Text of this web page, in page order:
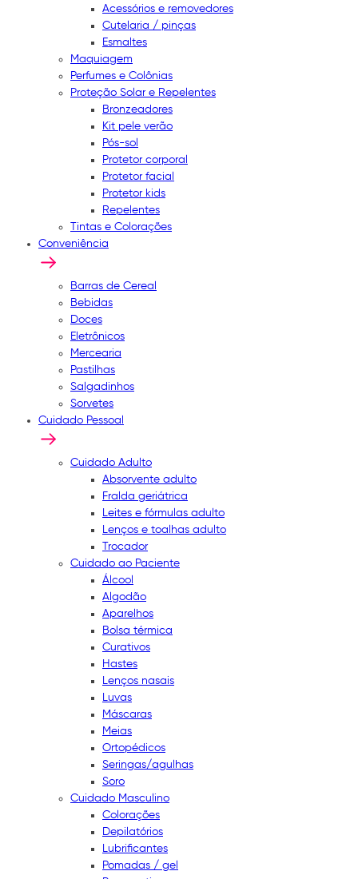
Acessórios e removedores
Cutelaria / pinças
Esmaltes
Maquiagem
Perfumes e Colônias
Proteção Solar e Repelentes
Bronzeadores
Kit pele verão
Pós-sol
Protetor corporal
Protetor facial
Protetor kids
Repelentes
Tintas e Colorações
Conveniência
Barras de Cereal
Bebidas
Doces
Eletrônicos
Mercearia
Pastilhas
Salgadinhos
Sorvetes
Cuidado Pessoal
Cuidado Adulto
Absorvente adulto
Fralda geriátrica
Leites e fórmulas adulto
Lenços e toalhas adulto
Trocador
Cuidado ao Paciente
Álcool
Algodão
Aparelhos
Bolsa térmica
Curativos
Hastes
Lenços nasais
Luvas
Máscaras
Meias
Ortopédicos
Seringas/agulhas
Soro
Cuidado Masculino
Colorações
Depilatórios
Lubrificantes
Pomadas / gel